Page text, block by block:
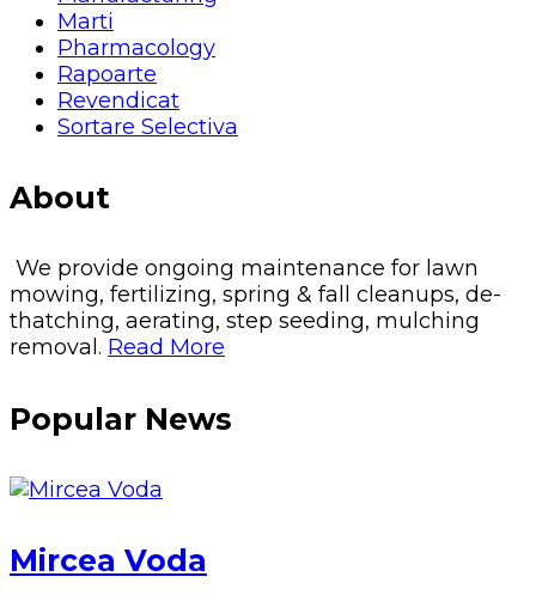
Marti
Pharmacology
Rapoarte
Revendicat
Sortare Selectiva
About
We provide ongoing maintenance for lawn
mowing, fertilizing, spring & fall cleanups, de-
thatching, aerating, step seeding, mulching
removal. Read More
Popular News
Mircea Voda